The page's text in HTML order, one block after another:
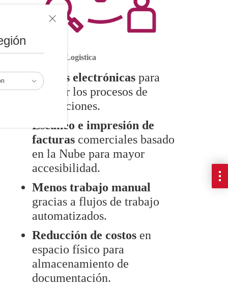
Operaciones& Logistica
Firmas electrónicaspara
agilizar los procesos de
aprobaciones.
Escaneo e impresión de
facturascomerciales basado
en la Nube para mayor
accesibilidad.
Menos trabajo manual
gracias a flujos de trabajo
automatizados.
Reducción de costosen
espacio físico para
almacenamiento de
documentación.